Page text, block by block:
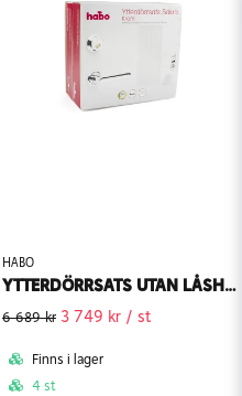
HABO
YTTERDÖRRSATS UTAN LÅSHUS HABO SÄKRA NEW YORK LL KROM
6 689 kr 3 749 kr / st
Finns i lager
4 st